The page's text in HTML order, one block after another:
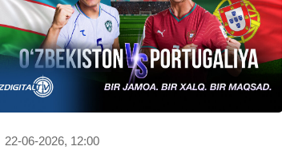
22-06-2026, 12:00